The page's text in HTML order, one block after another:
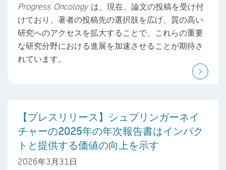
Progress Oncology は、現在、論文の投稿を受け付
けており、著者の投稿先の選択肢を広げ、質の高い
研究へのアクセスを拡大することで、これらの重要
な研究分野における進展を加速させることが期待さ
れています。
【プレスリリース】シュプリンガーネイ
チャーの2025年の年次報告書はインパク
トと提供する価値の向上を示す
2026年3月31日